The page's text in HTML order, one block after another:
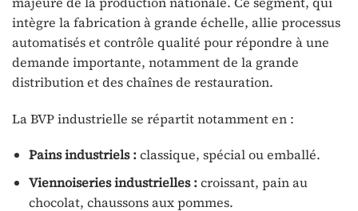
intègre la fabrication à grande échelle, allie processus
automatisés et contrôle qualité pour répondre à une
demande importante, notamment de la grande
distribution et des chaînes de restauration.
La BVP industrielle se répartit notamment en :
Pains industriels :classique, spécial ou emballé.
Viennoiseries industrielles :croissant, pain au
chocolat, chaussons aux pommes.